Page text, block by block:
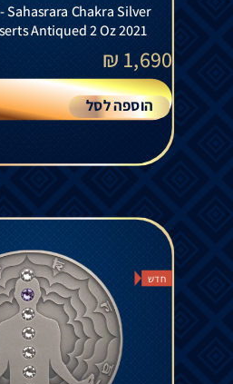
Sahasrara Chakra Silver
Antiqued 2 Oz 2021
1,690
₪
הוספה לסל
חדש